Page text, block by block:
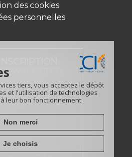
des cookies
personnelles
tiers, vous acceptez le dépôt
et l'utilisation de technologies
leur bon fonctionnement.
Non merci
Je choisis